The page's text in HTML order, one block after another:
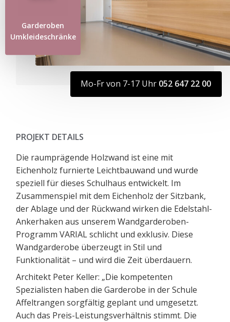
Garderoben
Umkleideschränke
Mo-Fr von 7-17 Uhr 052 647 22 00
PROJEKT DETAILS
Die raumprägende Holzwand ist eine mit
Eichenholz furnierte Leichtbauwand und wurde
speziell für dieses Schulhaus entwickelt. Im
Zusammenspiel mit dem Eichenholz der Sitzbank,
der Ablage und der Rückwand wirken die Edelstahl-
Ankerhaken aus unserem Wandgarderoben-
Programm VARIAL schlicht und exklusiv. Diese
Wandgarderobe überzeugt in Stil und
Funktionalität – und wird die Zeit überdauern.
Architekt Peter Keller: „Die kompetenten
Spezialisten haben die Garderobe in der Schule
Affeltrangen sorgfältig geplant und umgesetzt.
Auch das Preis-Leistungsverhältnis stimmt. Die